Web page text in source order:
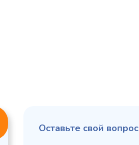
Оставьте свой вопрос